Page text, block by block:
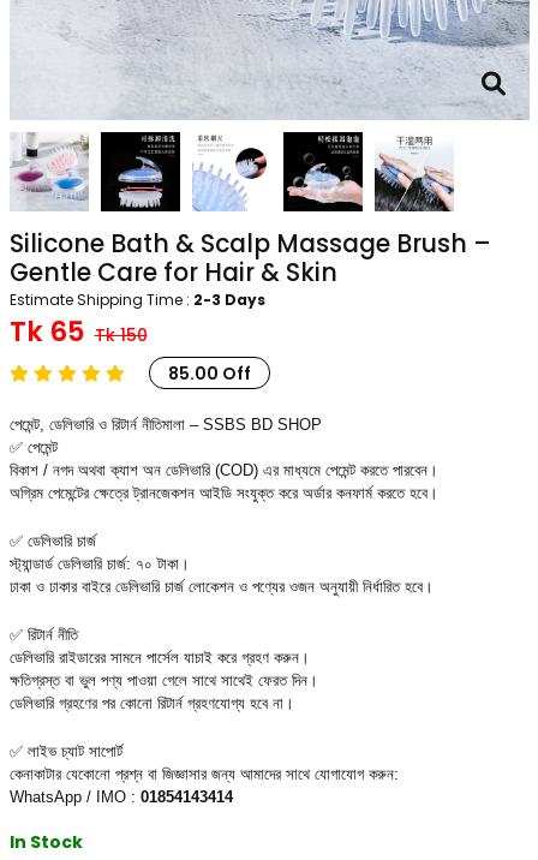
Silicone Bath & Scalp Massage Brush –
Gentle Care for Hair & Skin
Estimate Shipping Time : 2-3 Days
Tk 65 Tk 150
85.00 Off
পেমেন্ট, ডেলিভারি ও রিটার্ন নীতিমালা – SSBS BD SHOP
✅ পেমেন্ট
বিকাশ / নগদ অথবা ক্যাশ অন ডেলিভারি (COD) এর মাধ্যমে পেমেন্ট করতে পারবেন।
অগ্রিম পেমেন্টের ক্ষেত্রে ট্রানজেকশন আইডি সংযুক্ত করে অর্ডার কনফার্ম করতে হবে।
✅ ডেলিভারি চার্জ
স্ট্যান্ডার্ড ডেলিভারি চার্জ: ৭০ টাকা।
ঢাকা ও ঢাকার বাইরে ডেলিভারি চার্জ লোকেশন ও পণ্যের ওজন অনুযায়ী নির্ধারিত হবে।
✅ রিটার্ন নীতি
ডেলিভারি রাইডারের সামনে পার্সেল যাচাই করে গ্রহণ করুন।
ক্ষতিগ্রস্ত বা ভুল পণ্য পাওয়া গেলে সাথে সাথেই ফেরত দিন।
ডেলিভারি গ্রহণের পর কোনো রিটার্ন গ্রহণযোগ্য হবে না।
✅ লাইভ চ্যাট সাপোর্ট
কেনাকাটার যেকোনো প্রশ্ন বা জিজ্ঞাসার জন্য আমাদের সাথে যোগাযোগ করুন:
WhatsApp / IMO : 01854143414
In Stock